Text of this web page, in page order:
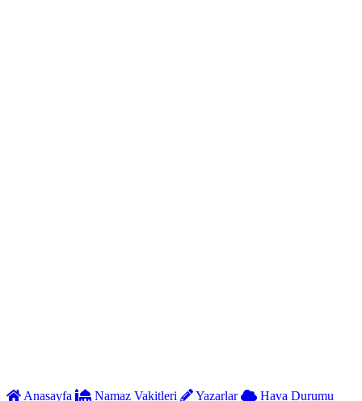
Anasayfa Namaz Vakitleri Yazarlar Hava Durumu